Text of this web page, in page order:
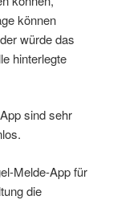
können
würde das
hinterlegte
sind sehr
Melde-App für
die